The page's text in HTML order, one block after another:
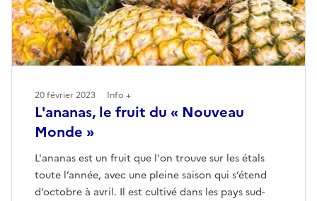
L'ananas, le fruit du « Nouveau
Monde »
L'ananas est un fruit que l'on trouve sur les étals
toute l’année, avec une pleine saison qui s’étend
d’octobre à avril. Il est cultivé dans les pays sud-
20 février 2023 Info +